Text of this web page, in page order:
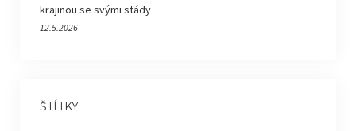
krajinou se svými stády
12.5.2026
ŠTÍTKY